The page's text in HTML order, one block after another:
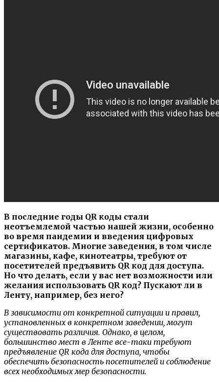
В последние годы QR коды стали
неотъемлемой частью нашей жизни, особенно
во время пандемии и введения цифровых
сертификатов. Многие заведения, в том числе
магазины, кафе, кинотеатры, требуют от
посетителей предъявить QR код для доступа.
Но что делать, если у вас нет возможности или
желания использовать QR код? Пускают ли в
Ленту, например, без него?
В зависимости от конкретной ситуации и правил,
установленных в конкретном заведении, могут
существовать различия. Однако, в целом,
большинство мест в Ленте все-таки требуют
предъявление QR кода для доступа, чтобы
обеспечить безопасность посетителей и соблюдение
всех необходимых мер безопасности.